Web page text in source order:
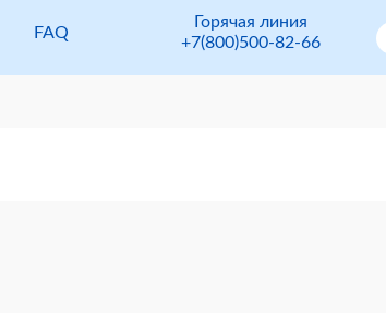
FAQ
Горячая линия
+7(800)500-82-66